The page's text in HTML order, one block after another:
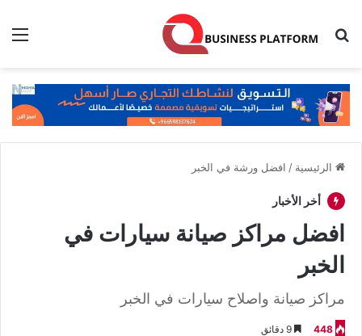
بحث عن
الرئيسية / افضل ورشة في الخبر
أخر الأخبار
افضل مراكز صيانة سيارات في
الخبر
مراكز صيانة واصلاح سيارات في الخبر
448